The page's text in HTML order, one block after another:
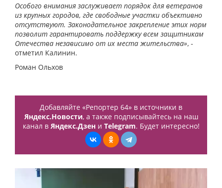
Особого внимания заслуживает порядок для ветеранов
из крупных городов, где свободные участки объективно
отсутствуют. Законодательное закрепление этих норм
позволит гарантировать поддержку всем защитникам
Отечества независимо от их места жительства», -
отметил Калинин.
Роман Ольхов
Добавляйте «Репортер 64» в источники в
Яндекс.Новости, а также подписывайтесь на наш
канал в Яндекс.Дзени Telegram. Будет интересно!